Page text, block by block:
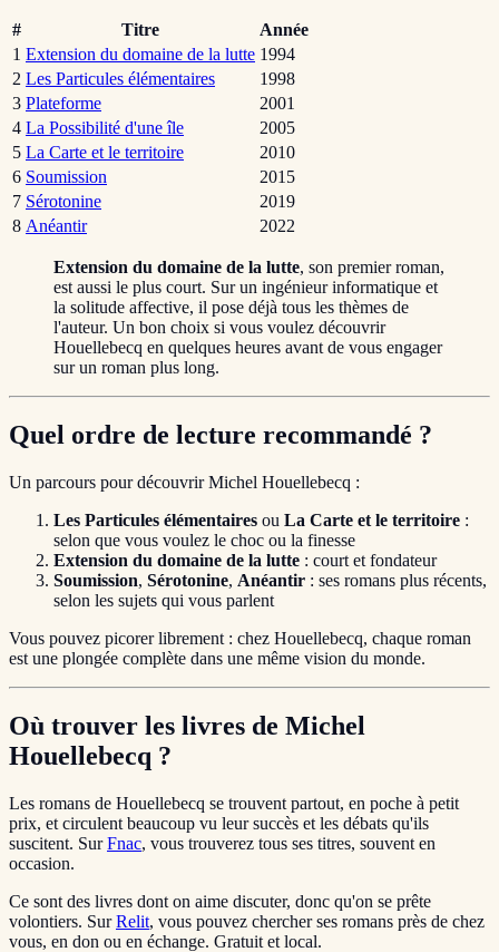
# Titre
Année
1 Extension du domaine de la lutte 1994
2 Les Particules élémentaires
1998
3 Plateforme
2001
4 La Possibilité d'une île
2005
5 La Carte et le territoire
2010
6 Soumission
2015
7 Sérotonine
2019
8 Anéantir 2022
Extension du domaine de la lutte, son premier roman,
est aussi le plus court. Sur un ingénieur informatique et
la solitude affective, il pose déjà tous les thèmes de
l'auteur. Un bon choix si vous voulez découvrir
Houellebecq en quelques heures avant de vous engager
sur un roman plus long.
Quel ordre de lecture recommandé ?
Un parcours pour découvrir Michel Houellebecq :
Les Particules élémentaires ou La Carte et le territoire :
selon que vous voulez le choc ou la finesse
Extension du domaine de la lutte : court et fondateur
Soumission, Sérotonine, Anéantir : ses romans plus récents,
selon les sujets qui vous parlent
Vous pouvez picorer librement : chez Houellebecq, chaque roman
est une plongée complète dans une même vision du monde.
Où trouver les livres de Michel
Houellebecq ?
Les romans de Houellebecq se trouvent partout, en poche à petit
prix, et circulent beaucoup vu leur succès et les débats qu'ils
suscitent. SurFnac, vous trouverez tous ses titres, souvent en
occasion.
Ce sont des livres dont on aime discuter, donc qu'on se prête
volontiers. SurRelit, vous pouvez chercher ses romans près de chez
vous, en don ou en échange. Gratuit et local.